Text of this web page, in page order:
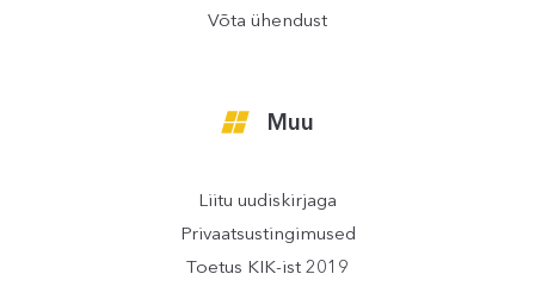
Võta ühendust
Muu
Liitu uudiskirjaga
Privaatsustingimused
Toetus KIK-ist 2019